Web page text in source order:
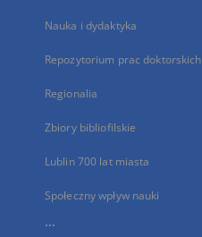
Nauka i dydaktyka
Repozytorium prac doktorskich
Regionalia
Zbiory bibliofilskie
Lublin 700 lat miasta
Społeczny wpływ nauki
...